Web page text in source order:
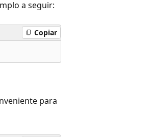
a seguir:
Copiar
para